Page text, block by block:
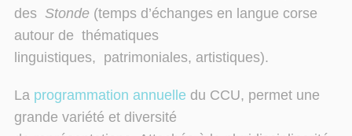
des Stonde (temps d’échanges en langue corse
autour de thématiques
linguistiques, patrimoniales, artistiques).
La programmation annuelle du CCU, permet une
grande variété et diversité